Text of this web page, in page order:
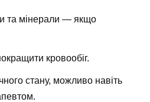
та мінерали — якщо
кровообіг.
стану, можливо навіть